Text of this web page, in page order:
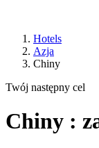
Hotels
Azja
Chiny
Twój następny cel
Chiny :